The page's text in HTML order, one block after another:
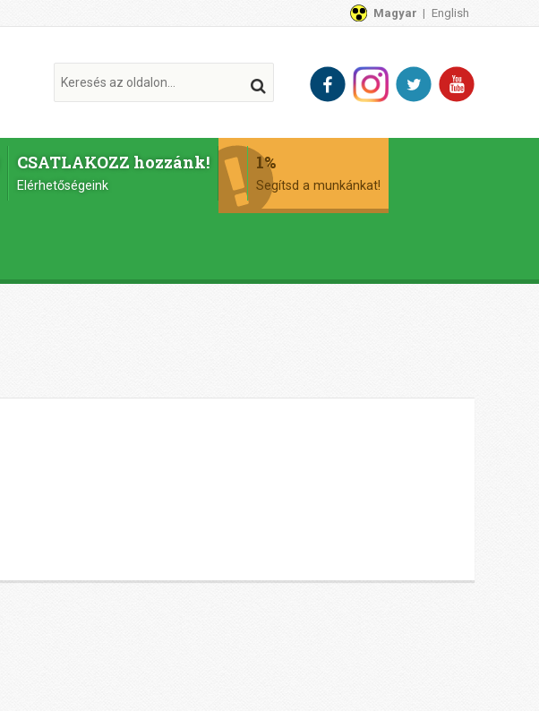
Magyar English
CSATLAKOZZ hozzánk!
Elérhetőségeink
1%
Segítsd a munkánkat!